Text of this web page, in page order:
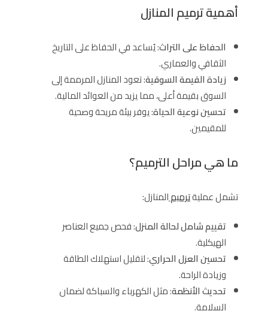
أهمية ترميم المنازل
الحفاظ على التراث: يُساعد في الحفاظ على التاريخ
الثقافي والعماري.
زيادة القيمة السوقية: تعود المنازل المرممة إلى
السوق بقيمة أعلى، مما يزيد من العوائد المالية.
تحسين نوعية الحياة: يوفر بيئة مريحة وصحية
للمقيمين.
ما هي مراحل الترميم؟
تشمل عمليةترميمالمنازل:
تقييم شامل لحالة المنزل: فحص جميع العناصر
الهيكلية.
تحسين العزل الحراري: لتقليل استهلاك الطاقة
وزيادة الراحة.
تحديث الأنظمة: مثل الكهرباء والسباكة لضمان
السلامة.